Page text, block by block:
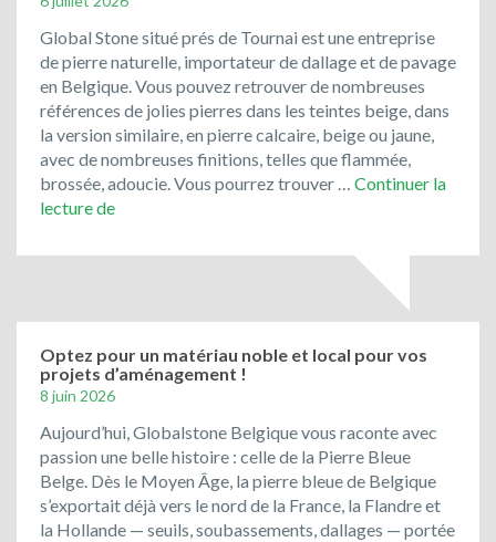
ont
toujours
la
cote
!
Global Stone situé prés de Tournai est une entreprise
de pierre naturelle, importateur de dallage et de pavage
en Belgique. Vous pouvez retrouver de nombreuses
références de jolies pierres dans les teintes beige, dans
la version similaire, en pierre calcaire, beige ou jaune,
avec de nombreuses finitions, telles que flammée,
brossée, adoucie. Vous pourrez trouver … Continuer la
lecture deBienvenue
Global
Optez pour un matériau noble et local pour vos
projets d’aménagement !
8 juin 2026
Aujourd’hui, Globalstone Belgique vous raconte avec
passion une belle histoire : celle de la Pierre Bleue
Belge. Dès le Moyen Âge, la pierre bleue de Belgique
s’exportait déjà vers le nord de la France, la Flandre et
la Hollande — seuils, soubassements, dallages — portée